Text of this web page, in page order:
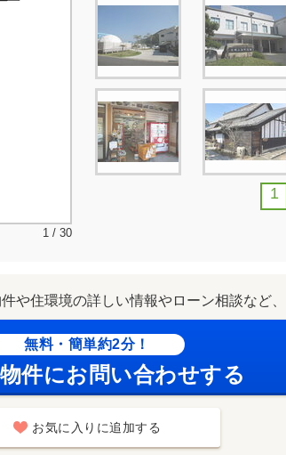
1 / 30
1
や住環境の詳しい情報やローン相談など、
無料・簡単約2分！
件にお問い合わせする
お気に入りに追加する